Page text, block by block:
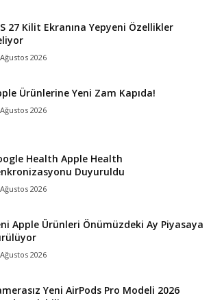
27 Kilit Ekranına Yepyeni Özellikler
2026
Ürünlerine Yeni Zam Kapıda!
2026
Health Apple Health
Duyuruldu
2026
Apple Ürünleri Önümüzdeki Ay Piyasaya
2026
Yeni AirPods Pro Modeli 2026